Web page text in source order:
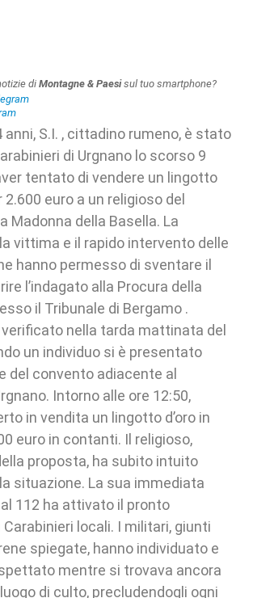
di Montagne & Paesisul tuo smartphone?
anni, S.I. , cittadino rumeno, è stato
di Urgnano lo scorso 9
tentato di vendere un lingotto
2.600 euro a un religioso del
Madonna della Basella. La
vittima e il rapido intervento delle
hanno permesso di sventare il
l’indagato alla Procura della
il Tribunale di Bergamo .
verificato nella tarda mattinata del
un individuo si è presentato
del convento adiacente al
Intorno alle ore 12:50,
in vendita un lingotto d’oro in
euro in contanti. Il religioso,
proposta, ha subito intuito
situazione. La sua immediata
112 ha attivato il pronto
locali. I militari, giunti
spiegate, hanno individuato e
mentre si trovava ancora
di culto, precludendogli ogni